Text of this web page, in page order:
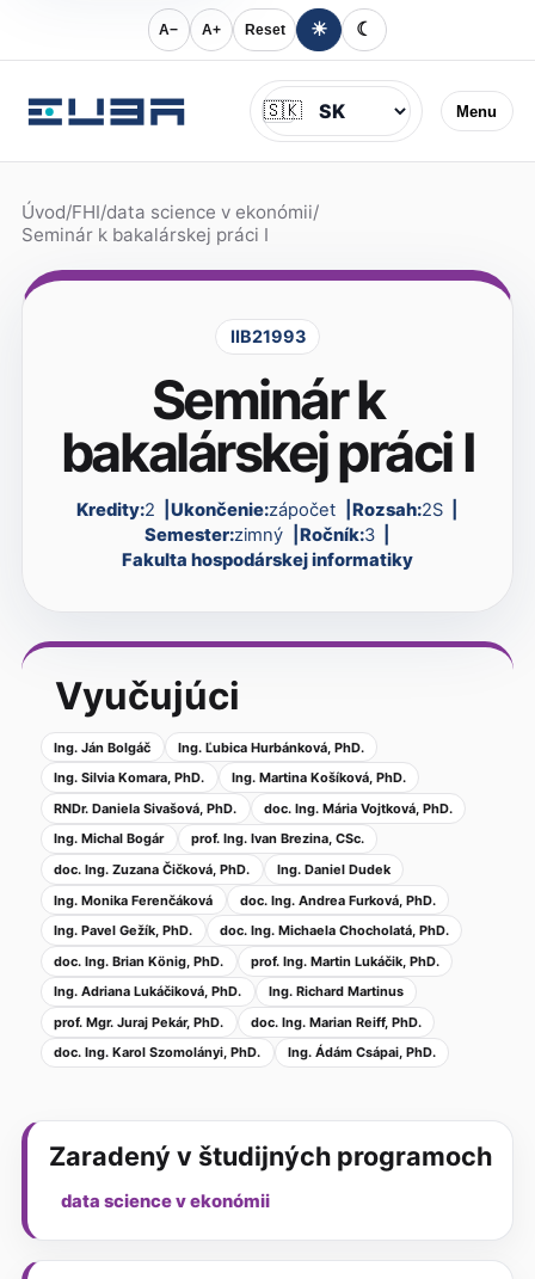
A− A+ Reset ☀ ☾
Menu
Jazyk
🇸🇰
Úvod/FHI/data science v ekonómii/
Seminár k bakalárskej práci I
IIB21993
Seminár k
bakalárskej práci I
Kredity:2 Ukončenie:zápočet Rozsah:2S
Semester:zimný Ročník:3
Fakulta hospodárskej informatiky
Vyučujúci
Ing. Ján Bolgáč
Ing. Ľubica Hurbánková, PhD.
Ing. Silvia Komara, PhD.
Ing. Martina Košíková, PhD.
RNDr. Daniela Sivašová, PhD.
doc. Ing. Mária Vojtková, PhD.
Ing. Michal Bogár
prof. Ing. Ivan Brezina, CSc.
doc. Ing. Zuzana Čičková, PhD.
Ing. Daniel Dudek
Ing. Monika Ferenčáková
doc. Ing. Andrea Furková, PhD.
Ing. Pavel Gežík, PhD.
doc. Ing. Michaela Chocholatá, PhD.
doc. Ing. Brian König, PhD.
prof. Ing. Martin Lukáčik, PhD.
Ing. Adriana Lukáčiková, PhD.
Ing. Richard Martinus
prof. Mgr. Juraj Pekár, PhD.
doc. Ing. Marian Reiff, PhD.
doc. Ing. Karol Szomolányi, PhD.
Ing. Ádám Csápai, PhD.
Zaradený v študijných programoch
data science v ekonómii